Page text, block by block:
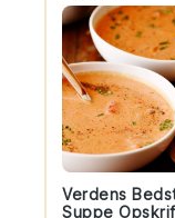
Verdens
Suppe